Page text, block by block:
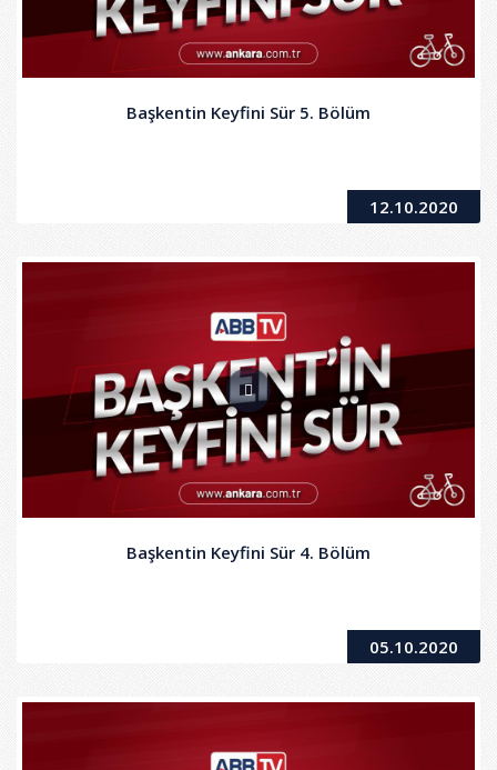
Başkentin Keyfini Sür 5. Bölüm
12.10.2020
Başkentin Keyfini Sür 4. Bölüm
05.10.2020